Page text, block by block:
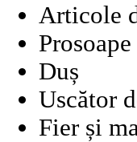
Articole
Duș
Uscător
Fier și